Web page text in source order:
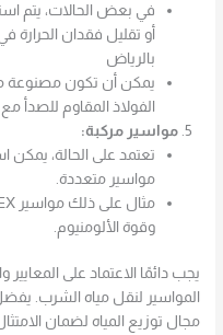
في بعض الحالات، يتم
أو تقليل فقدان
بالرياض
يمكن أن تكون مصنوعة من
الفولاذ المقاوم للصدأ
مواسير مركبة:
تعتمد على الحالة، يمكن
مواسير متعددة.
وقوة الألومنيوم.
يجب دائمًا الاعتماد على المعايير
المواسير لنقل مياه الشرب.
مجال توزيع المياه لضمان